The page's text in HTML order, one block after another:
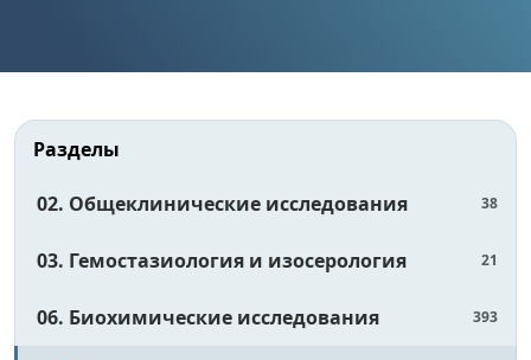
Разделы
02. Общеклинические исследования 38
03. Гемостазиология и изосерология 21
06. Биохимические исследования 393